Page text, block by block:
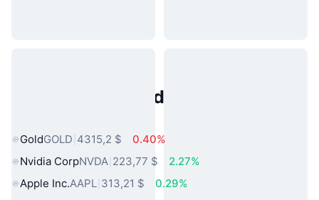
Activos del Mundo Real
GoldGOLD 4315,2 $
0.40%
Nvidia CorpNVDA 223,77 $
2.27%
Apple Inc.AAPL 313,21 $
0.29%